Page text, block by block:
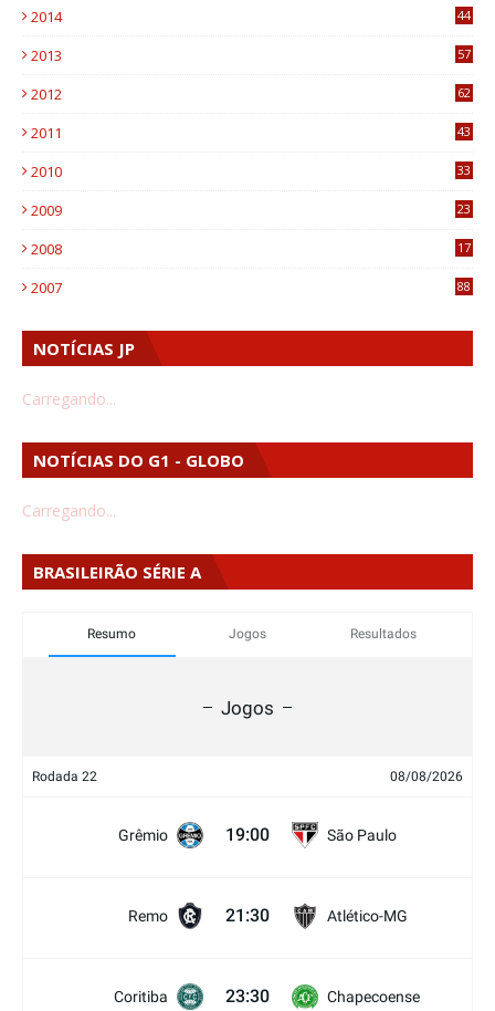
2014
44
2013
57
2012
62
2011
43
2010
33
2009
23
2008
17
2007 88
NOTÍCIAS JP
Carregando...
NOTÍCIAS DO G1 - GLOBO
Carregando...
BRASILEIRÃO SÉRIE A
Resumo Jogos Resultados
Jogos
Rodada 22 08/08/2026
Grêmio 19:00 São Paulo
Remo 21:30 Atlético-MG
Coritiba 23:30 Chapecoense